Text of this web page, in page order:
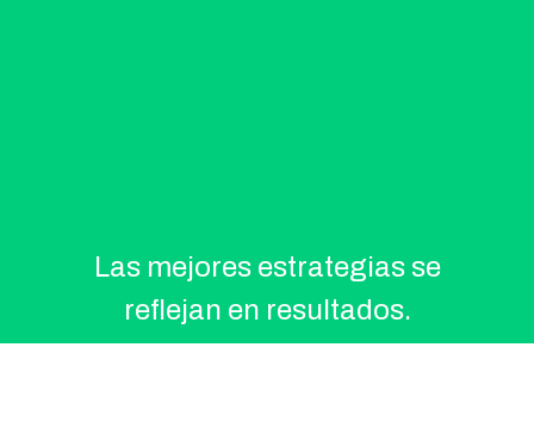
Las mejores estrategias se
reflejan en resultados.